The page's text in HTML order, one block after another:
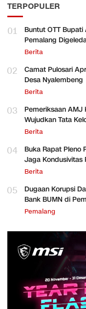
TERPOPULER
01
Buntut OTT Bupati
Pemalang
Berita
02
Camat Pulosari
Desa Nyalembeng
Berita
03
Pemeriksaan AMJ
Wujudkan Tata
Berita
04
Buka Rapat Pleno
Jaga Kondusivitas
Berita
05
Dugaan Korupsi
Bank BUMN di
Pemalang